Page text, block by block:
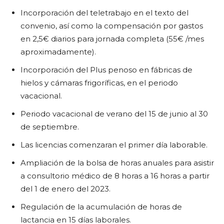
Incorporación del teletrabajo en el texto del
convenio, así como la compensación por gastos
en 2,5€ diarios para jornada completa (55€ /mes
aproximadamente).
Incorporación del Plus penoso en fábricas de
hielos y cámaras frigoríficas, en el periodo
vacacional.
Periodo vacacional de verano del 15 de junio al 30
de septiembre.
Las licencias comenzaran el primer día laborable.
Ampliación de la bolsa de horas anuales para asistir
a consultorio médico de 8 horas a 16 horas a partir
del 1 de enero del 2023.
Regulación de la acumulación de horas de
lactancia en 15 días laborales.